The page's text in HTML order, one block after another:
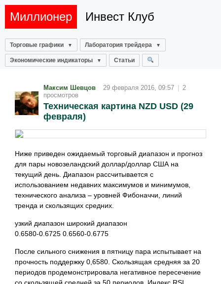
Миллионер Инвест Клуб
Торговые графики Лаборатория трейдера
Экономические индикаторы Статьи
Максим Шевцов 29 февраля 2016, 09:57
2
просмотров
Техническая картина NZD USD (29
февраля)
Ниже приведен ожидаемый торговый диапазон и прогноз
для пары новозеландский доллар/доллар США на
текущий день. Диапазон рассчитывается с
использованием недавних максимумов и минимумов,
технического анализа – уровней Фибоначчи, линий
тренда и скользящих средних.
узкий диапазон широкий диапазон
0.6580-0.6725 0.6560-0.6775
После сильного снижения в пятницу пара испытывает на
прочность поддержку 0,6580. Скользящая средняя за 20
периодов продемонстрировала негативное пересечение